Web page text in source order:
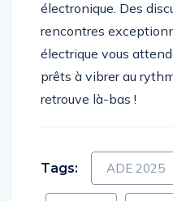
électronique. Des
rencontres
électrique vous
prêts à vibrer au
ADE 2025